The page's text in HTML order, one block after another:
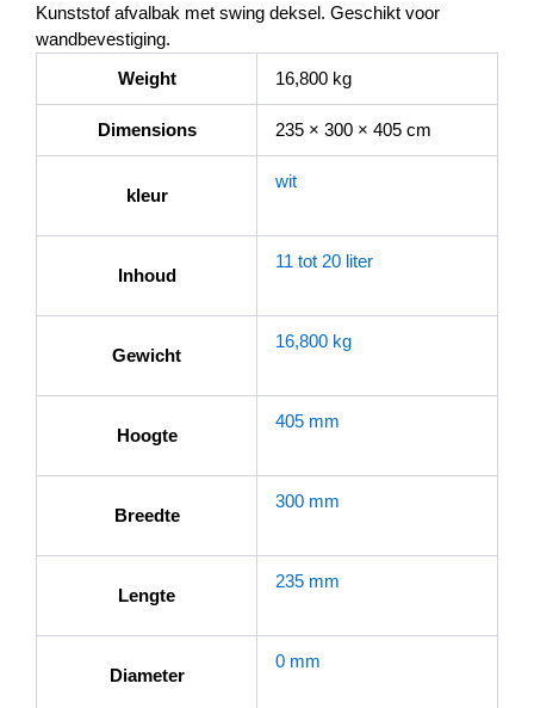
Kunststof afvalbak met swing deksel. Geschikt voor
wandbevestiging.
Weight
16,800 kg
Dimensions 235 × 300 × 405 cm
kleur
wit
Inhoud
11 tot 20 liter
Gewicht
16,800 kg
Hoogte
405 mm
Breedte
300 mm
Lengte
235 mm
Diameter
0 mm